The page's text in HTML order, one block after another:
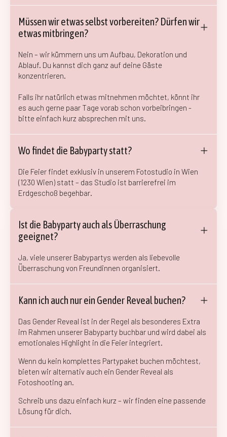
Müssen wir etwas selbst vorbereiten? Dürfen wir
etwas mitbringen?
Nein – wir kümmern uns um Aufbau, Dekoration und
Ablauf. Du kannst dich ganz auf deine Gäste
konzentrieren.
Falls ihr natürlich etwas mitnehmen möchtet, könnt ihr
es auch gerne paar Tage vorab schon vorbeibringen -
bitte einfach kurz absprechen mit uns.
Wo findet die Babyparty statt?
Die Feier findet exklusiv in unserem Fotostudio in Wien
(1230 Wien) statt – das Studio ist barrierefrei im
Erdgeschoß begehbar.
Ist die Babyparty auch als Überraschung
geeignet?
Ja, viele unserer Babypartys werden als liebevolle
Überraschung von Freundinnen organisiert.
Kann ich auch nur ein Gender Reveal buchen?
Das Gender Reveal ist in der Regel als besonderes Extra
im Rahmen unserer Babyparty buchbar und wird dabei als
emotionales Highlight in die Feier integriert.
Wenn du kein komplettes Partypaket buchen möchtest,
bieten wir alternativ auch ein Gender Reveal als
Fotoshooting an.
Schreib uns dazu einfach kurz – wir finden eine passende
Lösung für dich.